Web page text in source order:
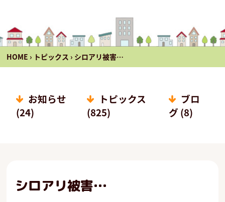
HOME › トピックス › シロアリ被害…
お知らせ
(24)
トピックス
(825)
ブロ
グ (8)
シロアリ被害…